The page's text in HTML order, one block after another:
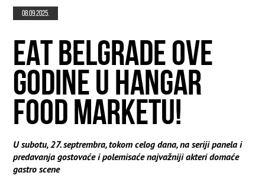
08.09.2025.
EAT BELGRADE OVE
GODINE U HANGAR
FOOD MARKETU!
U subotu, 27. septrembra, tokom celog dana, na seriji panela i
predavanja gostovaće i polemisaće najvažniji akteri domaće
gastro scene